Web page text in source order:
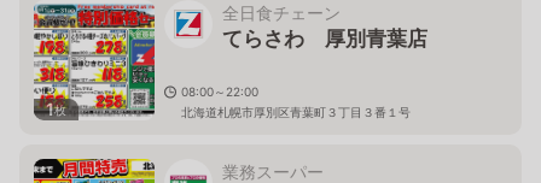
1枚
全日食チェーン
てらさわ 厚別青葉店
08:00～22:00
北海道札幌市厚別区青葉町３丁目３番１号
業務スーパー